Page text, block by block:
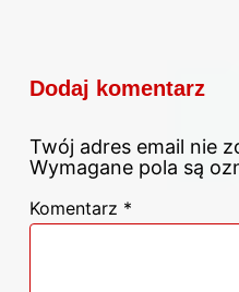
Dodaj komentarz
Twój adres email nie
Wymagane pola są
Komentarz *